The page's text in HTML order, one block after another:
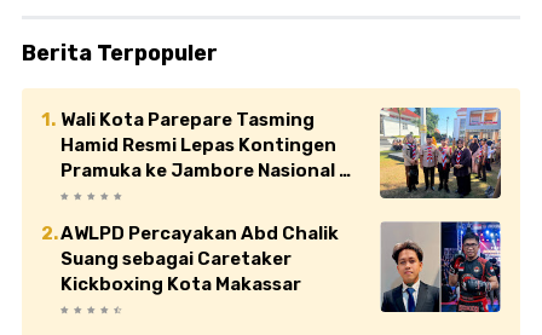
Berita Terpopuler
Wali Kota Parepare Tasming
Hamid Resmi Lepas Kontingen
Pramuka ke Jambore Nasional XII
di Cibubur
AWLPD Percayakan Abd Chalik
Suang sebagai Caretaker
Kickboxing Kota Makassar